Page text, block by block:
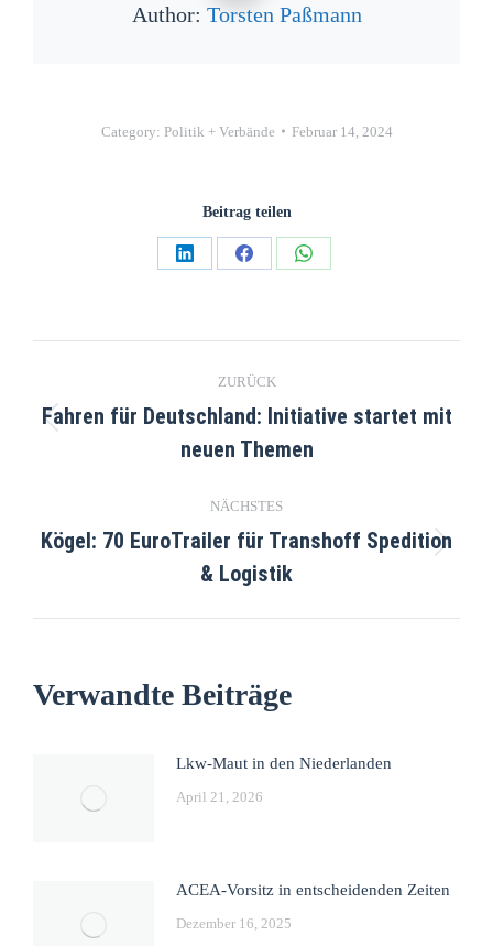
Author: Torsten Paßmann
Category: Politik + Verbände Februar 14, 2024
Beitrag teilen
ZURÜCK
Fahren für Deutschland: Initiative startet mit
neuen Themen
NÄCHSTES
Kögel: 70 EuroTrailer für Transhoff Spedition
& Logistik
Verwandte Beiträge
Lkw-Maut in den Niederlanden
April 21, 2026
ACEA-Vorsitz in entscheidenden Zeiten
Dezember 16, 2025